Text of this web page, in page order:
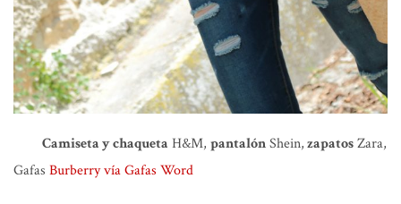
Camiseta y chaqueta H&M, pantalónShein,zapatosZara,
Gafas Burberry vía Gafas Word